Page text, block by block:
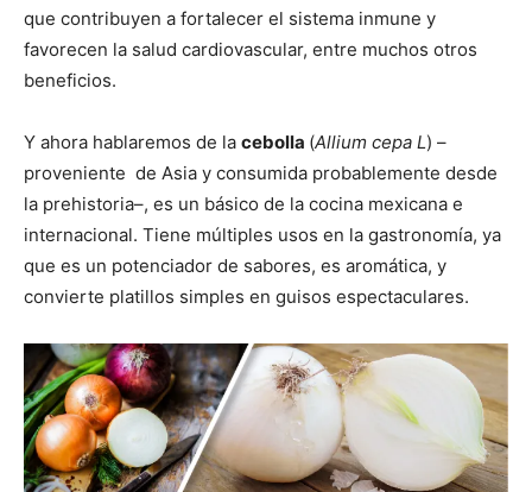
que contribuyen a fortalecer el sistema inmune y
favorecen la salud cardiovascular, entre muchos otros
beneficios.
Y ahora hablaremos de la cebolla (Allium cepa L) –
proveniente de Asia y consumida probablemente desde
la prehistoria–, es un básico de la cocina mexicana e
internacional. Tiene múltiples usos en la gastronomía, ya
que es un potenciador de sabores, es aromática, y
convierte platillos simples en guisos espectaculares.